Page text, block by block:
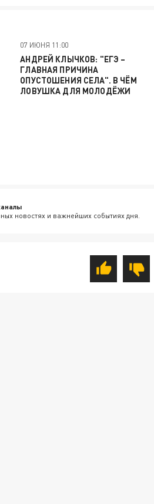
07 ИЮНЯ 11:00
АНДРЕЙ КЛЫЧКОВ: "ЕГЭ –
ГЛАВНАЯ ПРИЧИНА
ОПУСТОШЕНИЯ СЕЛА". В ЧЁМ
ЛОВУШКА ДЛЯ МОЛОДЁЖИ
новостях и важнейших событиях дня.